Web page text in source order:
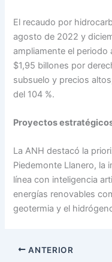
El recaudo por
agosto de 2022 y
ampliamente el periodo
$1,95 billones por
subsuelo y precios
del 104 %.
Proyectos
La ANH destacó la
Piedemonte Llanero, la
línea con inteligencia
energías renovables
geotermia y el
ANTERIOR